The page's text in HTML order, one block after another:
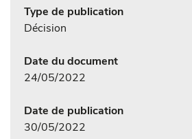
Type de publication
Décision
Date du document
24/05/2022
Date de publication
30/05/2022